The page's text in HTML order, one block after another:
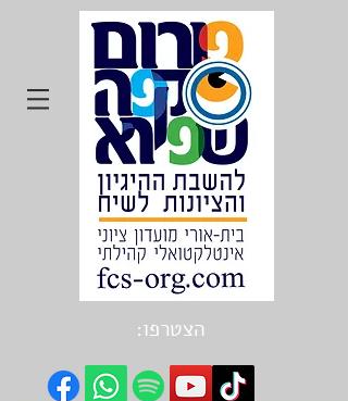
הצטרפו: